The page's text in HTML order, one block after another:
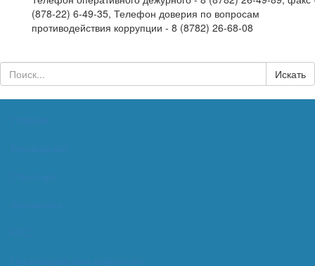
(878-22) 6-49-35, Телефон доверия по вопросам
противодействия коррупции - 8 (8782) 26-68-08
Искать